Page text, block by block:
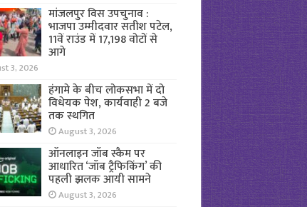
मांजलपुर विस उपचुनाव :
भाजपा उम्मीदवार सतीश पटेल,
11वें राउंड में 17,198 वोटों से
आगे
3, 2026
हंगामे के बीच लोकसभा में दो
विधेयक पेश, कार्यवाही 2 बजे
तक स्थगित
August 3, 2026
ऑनलाइन जॉब स्कैम पर
आधारित ‘जॉब ट्रैफिकिंग’ की
पहली झलक आयी सामने
August 3, 2026